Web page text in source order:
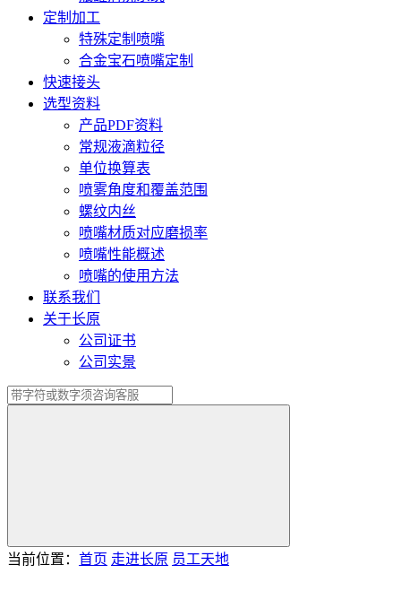
定制加工
特殊定制喷嘴
合金宝石喷嘴定制
快速接头
选型资料
产品PDF资料
常规液滴粒径
单位换算表
喷雾角度和覆盖范围
螺纹内丝
喷嘴材质对应磨损率
喷嘴性能概述
喷嘴的使用方法
联系我们
关于长原
公司证书
公司实景
当前位置： 首页 走进长原 员工天地